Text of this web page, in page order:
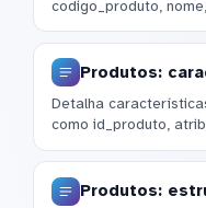
codigo_produto,
Produtos:
Detalha
como id_produto,
Produtos: